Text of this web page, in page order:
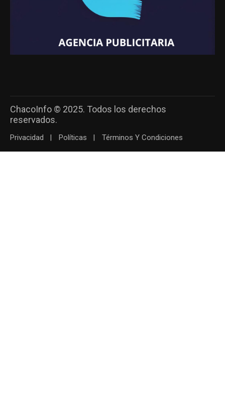
ChacoInfo © 2025. Todos los derechos
reservados.
Privacidad Políticas Términos Y Condiciones